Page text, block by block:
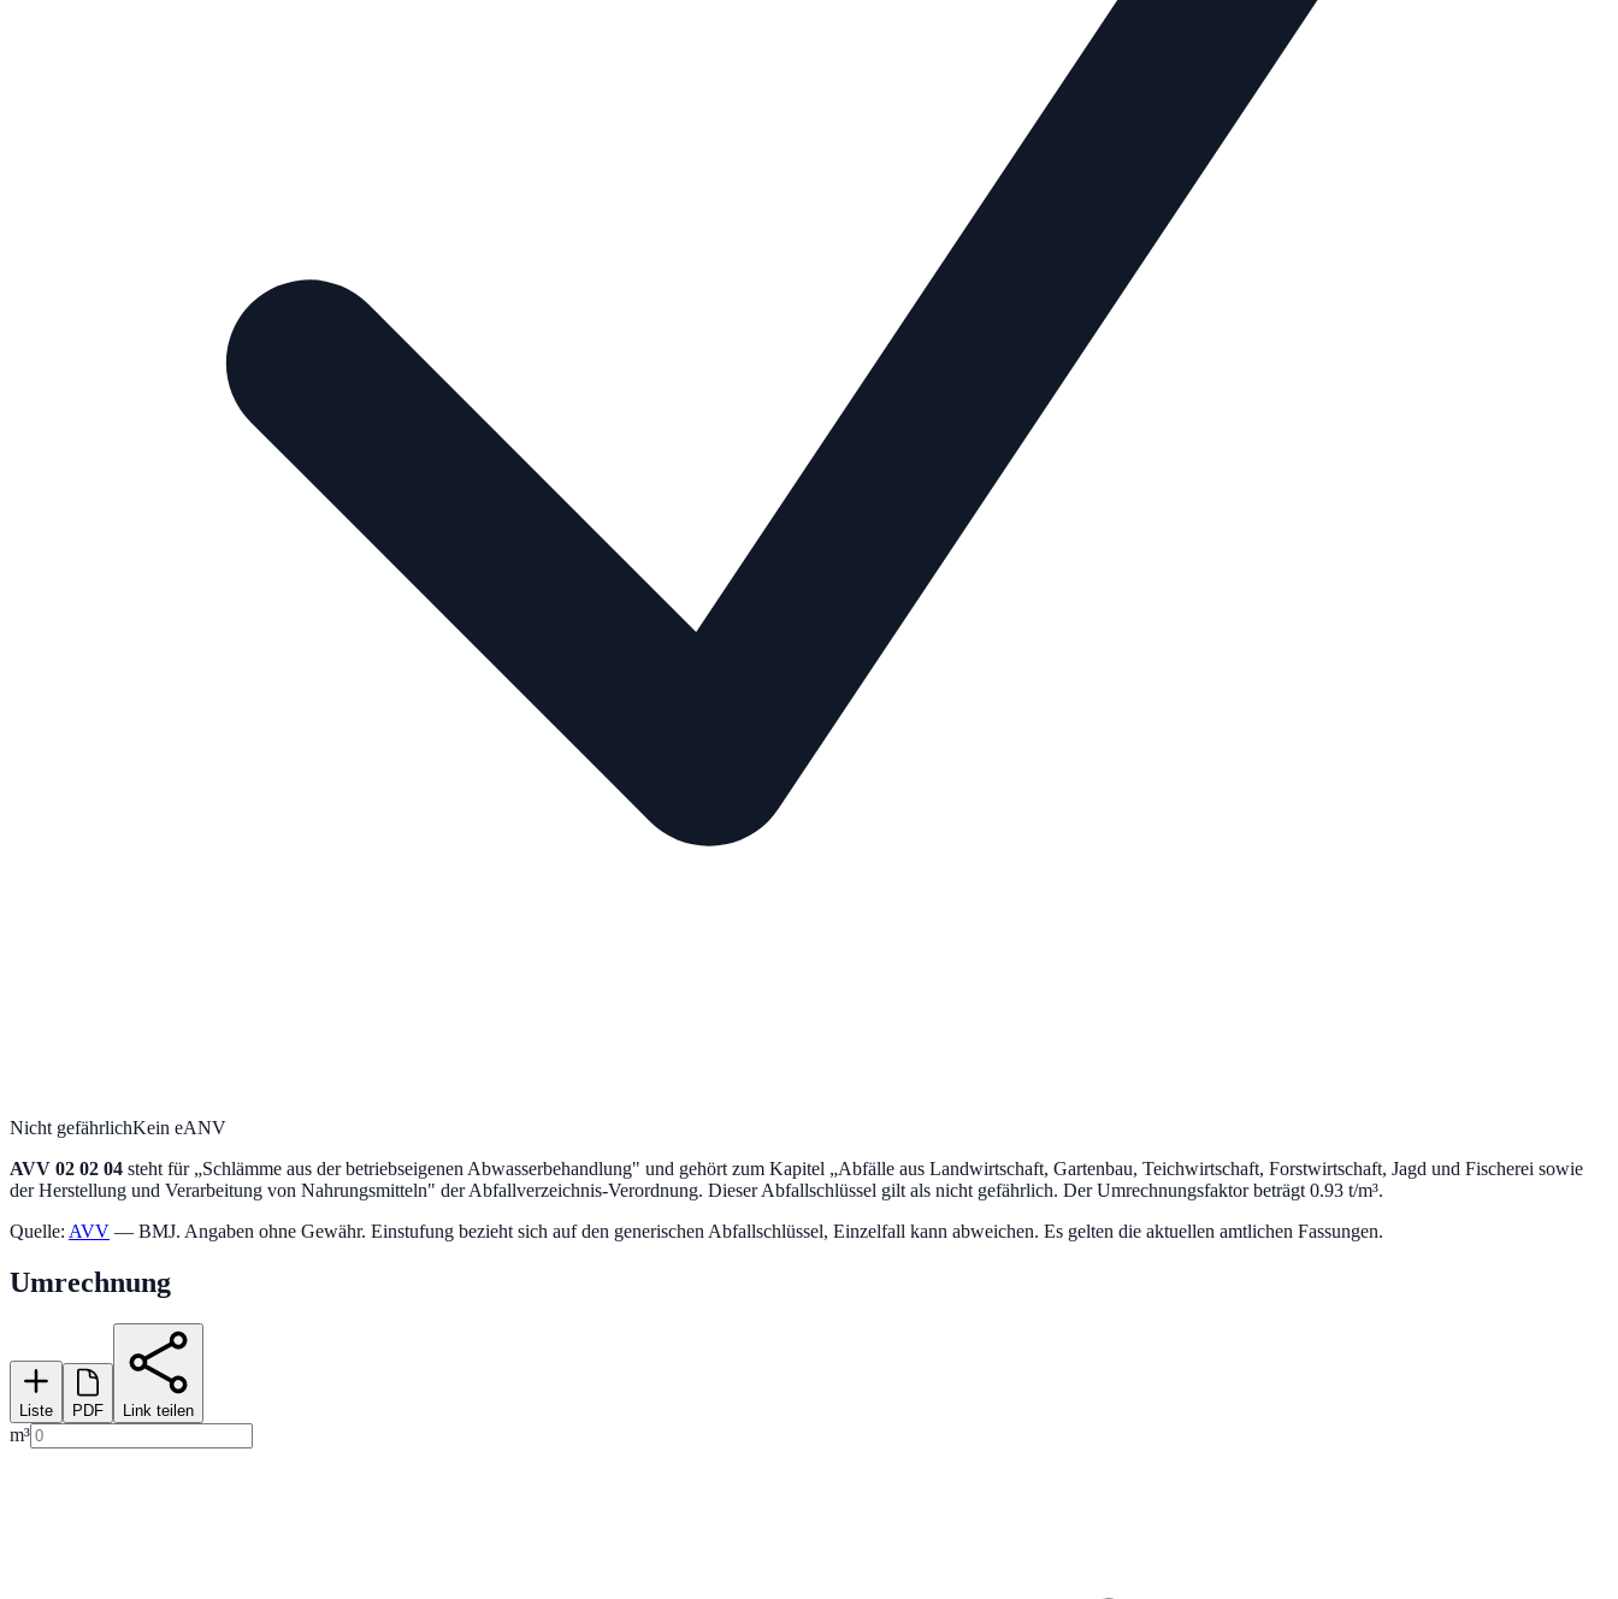
Nicht gefährlichKein eANV
AVV 02 02 04 steht für „Schlämme aus der betriebseigenen Abwasserbehandlung" und gehört zum Kapitel „Abfälle aus Landwirtschaft, Gartenbau, Teichwirtschaft, Forstwirtschaft, Jagd und Fischerei sowie
der Herstellung und Verarbeitung von Nahrungsmitteln" der Abfallverzeichnis-Verordnung. Dieser Abfallschlüssel gilt als nicht gefährlich. Der Umrechnungsfaktor beträgt 0.93 t/m³.
Quelle: AVV — BMJ. Angaben ohne Gewähr. Einstufung bezieht sich auf den generischen Abfallschlüssel, Einzelfall kann abweichen. Es gelten die aktuellen amtlichen Fassungen.
Umrechnung
Liste PDF Link teilen
m³